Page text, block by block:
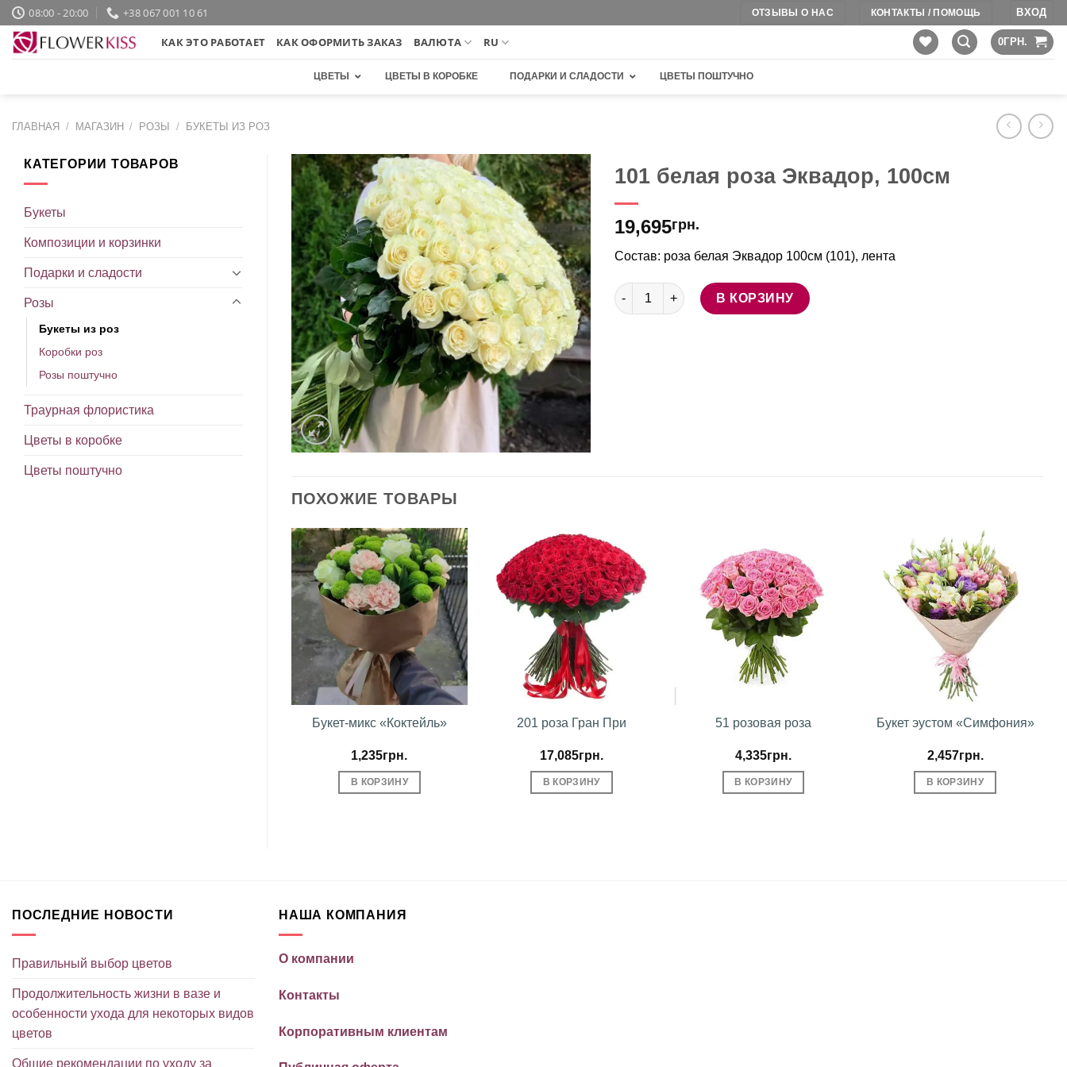
Skip
to
content
08:00 - 20:00 +38 067 001 10 61 ОТЗЫВЫ О НАС КОНТАКТЫ / ПОМОЩЬ ВХОД
КАК ЭТО РАБОТАЕТ КАК ОФОРМИТЬ ЗАКАЗ ВАЛЮТА RU 0ГРН.
ЦВЕТЫ ЦВЕТЫ В КОРОБКЕ ПОДАРКИ И СЛАДОСТИ ЦВЕТЫ ПОШТУЧНО
ГЛАВНАЯ / МАГАЗИН / РОЗЫ / БУКЕТЫ ИЗ РОЗ
КАТЕГОРИИ ТОВАРОВ
Букеты
Композиции и корзинки
Подарки и сладости
Розы
Букеты из роз
Коробки роз
Розы поштучно
Траурная флористика
Цветы в коробке
Цветы поштучно
В
избранное
101 белая роза Эквадор, 100см
19,695грн.
Состав: роза белая Эквадор 100см (101), лента
Количество товара 101 белая роза Эквадор, 100см
В КОРЗИНУ
ПОХОЖИЕ ТОВАРЫ
В
избранное
Букет-микс «Коктейль»
1,235грн.
В КОРЗИНУ
В
избранное
201 роза Гран При
17,085грн.
В КОРЗИНУ
В
избранное
51 розовая роза
4,335грн.
В КОРЗИНУ
В
избранное
Букет эустом «Симфония»
2,457грн.
В КОРЗИНУ
ПОСЛЕДНИЕ НОВОСТИ
Правильный выбор цветов
Продолжительность жизни в вазе и
особенности ухода для некоторых видов
цветов
Общие рекомендации по уходу за
НАША КОМПАНИЯ
О компании
Контакты
Корпоративным клиентам